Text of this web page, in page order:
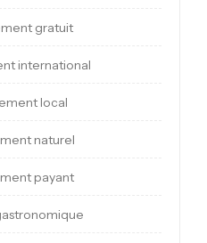
gratuit
international
local
naturel
payant